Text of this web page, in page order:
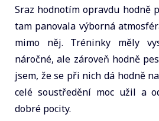
Sraz hodnotím opravdu hodně
tam panovala výborná
mimo něj. Tréninky měly
náročné, ale zároveň hodně
jsem, že se při nich dá hodně
celé soustředění moc užil a
dobré pocity.